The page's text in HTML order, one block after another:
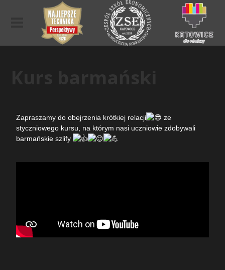
Zapraszamy do obejrzenia krótkiej relacji
ze
styczniowego kursu, na którym nasi uczniowie zdobywali
barmańskie szlify